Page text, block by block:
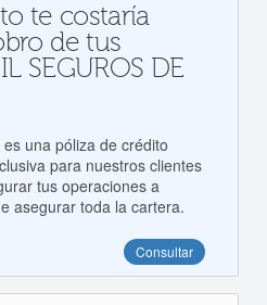
te costaría
de tus
SEGUROS DE
una póliza de crédito
para nuestros clientes
tus operaciones a
asegurar toda la cartera.
Consultar